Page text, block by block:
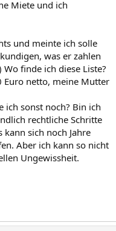
Miete und ich
und meinte ich solle
was er zahlen
finde ich diese Liste?
Euro netto, meine Mutter
ich sonst noch? Bin ich
rechtliche Schritte
sich noch Jahre
Aber ich kann so nicht
Ungewissheit.